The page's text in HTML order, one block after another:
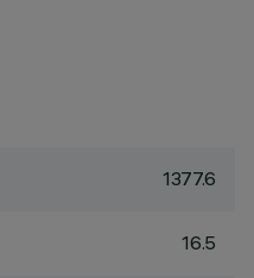
1377.6
16.5